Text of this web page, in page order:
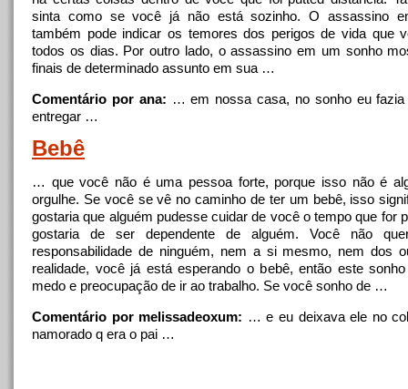
sinta como se você já não está sozinho. O assassino
também pode indicar os temores dos perigos de vida que
todos os dias. Por outro lado, o assassino em um sonho
finais de determinado assunto em sua …
Comentário por ana: … em nossa casa, nosonho eu fazia
entregar …
Bebê
… que você não é uma pessoa forte, porque isso não é
orgulhe. Se você se vê no caminho de ter um bebê, isso
gostaria que alguém pudesse cuidar de você o tempo que for
gostaria de ser dependente de alguém. Você não
responsabilidade de ninguém, nem a si mesmo, nem dos
realidade, você já está esperando o bebê, então este
medo e preocupação de ir ao trabalho. Se você sonho de …
Comentário por melissadeoxum: … e eu deixava ele no
namorado q era o pai …